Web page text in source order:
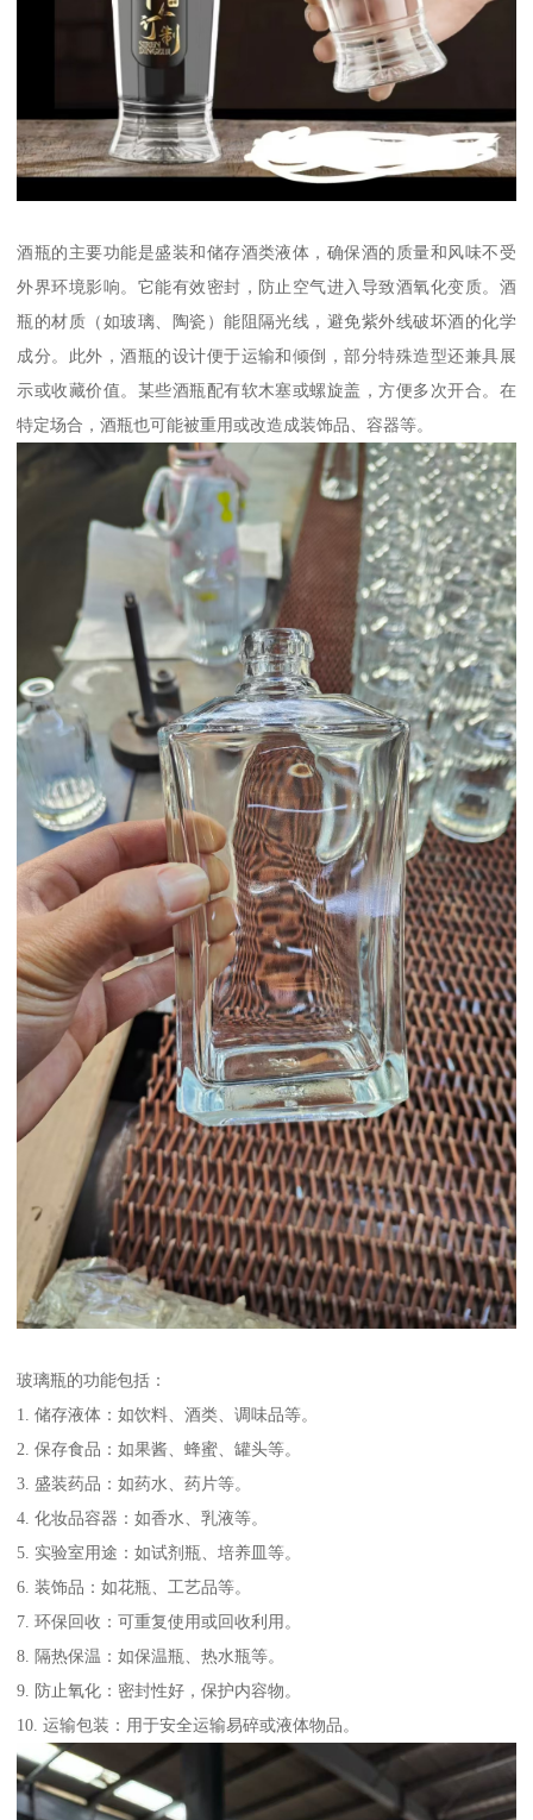
酒瓶的主要功能是盛装和储存酒类液体，确保酒的质量和风味不受
外界环境影响。它能有效密封，防止空气进入导致酒氧化变质。酒
瓶的材质（如玻璃、陶瓷）能阻隔光线，避免紫外线破坏酒的化学
成分。此外，酒瓶的设计便于运输和倾倒，部分特殊造型还兼具展
示或收藏价值。某些酒瓶配有软木塞或螺旋盖，方便多次开合。在
特定场合，酒瓶也可能被重用或改造成装饰品、容器等。
玻璃瓶的功能包括：
1. 储存液体：如饮料、酒类、调味品等。
2. 保存食品：如果酱、蜂蜜、罐头等。
3. 盛装药品：如药水、药片等。
4. 化妆品容器：如香水、乳液等。
5. 实验室用途：如试剂瓶、培养皿等。
6. 装饰品：如花瓶、工艺品等。
7. 环保回收：可重复使用或回收利用。
8. 隔热保温：如保温瓶、热水瓶等。
9. 防止氧化：密封性好，保护内容物。
10. 运输包装：用于安全运输易碎或液体物品。